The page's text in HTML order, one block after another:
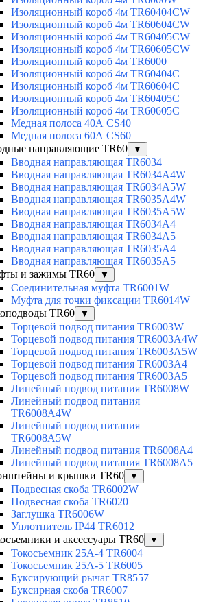
Изоляционный короб 4м TR60404CW
Изоляционный короб 4м TR60604CW
Изоляционный короб 4м TR60405CW
Изоляционный короб 4м TR60605CW
Изоляционный короб 4м TR6000
Изоляционный короб 4м TR60404C
Изоляционный короб 4м TR60604C
Изоляционный короб 4м TR60405C
Изоляционный короб 4м TR60605C
Медная полоса 40А CS40
Медная полоса 60А CS60
направляющие TR60
▼
Вводная направляющая TR6034
Вводная направляющая TR6034A4W
Вводная направляющая TR6034A5W
Вводная направляющая TR6035A4W
Вводная направляющая TR6035A5W
Вводная направляющая TR6034A4
Вводная направляющая TR6034A5
Вводная направляющая TR6035A4
Вводная направляющая TR6035A5
и зажимы TR60
▼
Соединительная муфта TR6001W
Муфта для точки фиксации TR6014W
TR60
▼
Торцевой подвод питания TR6003W
Торцевой подвод питания TR6003A4W
Торцевой подвод питания TR6003A5W
Торцевой подвод питания TR6003A4
Торцевой подвод питания TR6003A5
Линейный подвод питания TR6008W
Линейный подвод питания
TR6008A4W
Линейный подвод питания
TR6008A5W
Линейный подвод питания TR6008A4
Линейный подвод питания TR6008A5
и крышки TR60
▼
Подвесная скоба TR6002W
Подвесная скоба TR6020
Заглушка TR6006W
Уплотнитель IP44 TR6012
и аксессуары TR60
▼
Токосъемник 25А-4 TR6004
Токосъемник 25А-5 TR6005
Буксирующий рычаг TR8557
Буксирная скоба TR6007